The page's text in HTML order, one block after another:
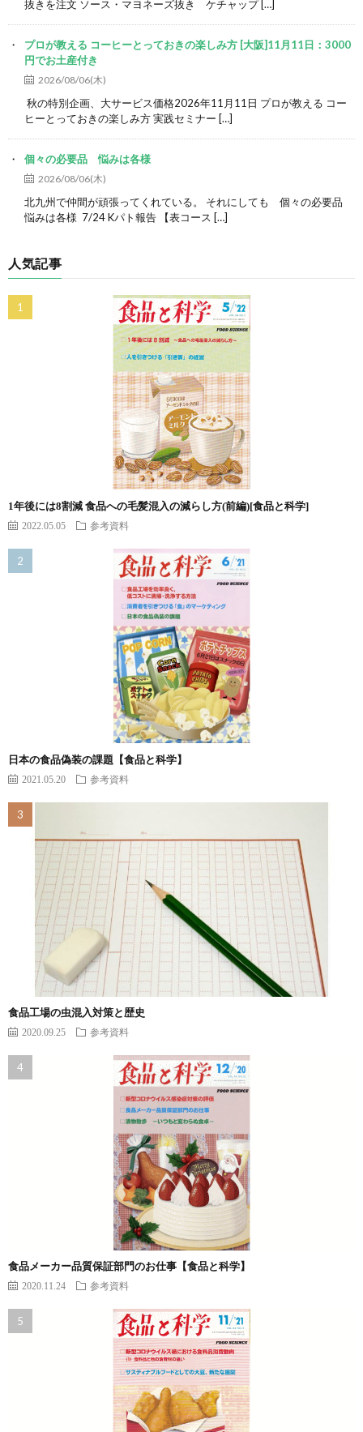
抜きを注文 ソース・マヨネーズ抜き ケチャップ […]
プロが教える コーヒーとっておきの楽しみ方 [大阪]11月11日：3000
円でお土産付き
2026/08/06(木)
秋の特別企画、大サービス価格2026年11月11日 プロが教える コー
ヒーとっておきの楽しみ方 実践セミナー […]
個々の必要品 悩みは各様
2026/08/06(木)
北九州で仲間が頑張ってくれている。 それにしても 個々の必要品
悩みは各様 7/24 Kパト報告 【表コース […]
人気記事
1年後には8割減 食品への毛髪混入の減らし方(前編)[食品と科学]
2022.05.05 参考資料
日本の食品偽装の課題【食品と科学】
2021.05.20 参考資料
食品工場の虫混入対策と歴史
2020.09.25 参考資料
食品メーカー品質保証部門のお仕事【食品と科学】
2020.11.24 参考資料